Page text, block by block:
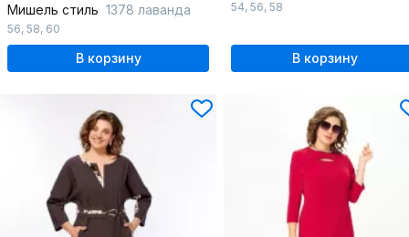
Мишель стиль 1378 лаванда
56, 58, 60
В корзину
54, 56, 58
В корзину